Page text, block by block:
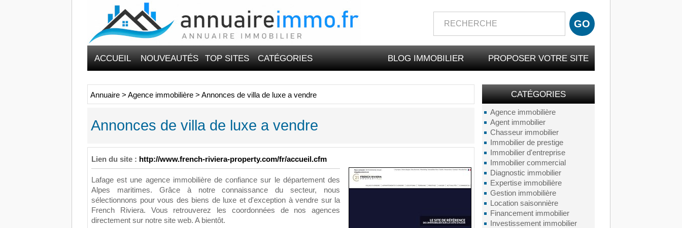
ACCUEIL NOUVEAUTÉS TOP SITES CATÉGORIES PROPOSER VOTRE SITE
BLOG IMMOBILIER
CATÉGORIES
Agence immobilière
Agent immobilier
Chasseur immobilier
Immobilier de prestige
Immobilier d'entreprise
Immobilier commercial
Diagnostic immobilier
Expertise immobilière
Gestion immobilière
Location saisonnière
Financement immobilier
Investissement immobilier
Annuaire > Agence immobilière > Annonces de villa de luxe a vendre
Annonces de villa de luxe a vendre
Lien du site : http://www.french-riviera-property.com/fr/accueil.cfm
Lafage est une agence immobilière de confiance sur le département des
Alpes maritimes. Grâce à notre connaissance du secteur, nous
sélectionnons pour vous des biens de luxe et d'exception à vendre sur la
French Riviera. Vous retrouverez les coordonnées de nos agences
directement sur notre site web. A bientôt.